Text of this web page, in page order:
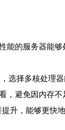
能的服务器能
选择多核处理器
，避免因内存不
升，能够更快